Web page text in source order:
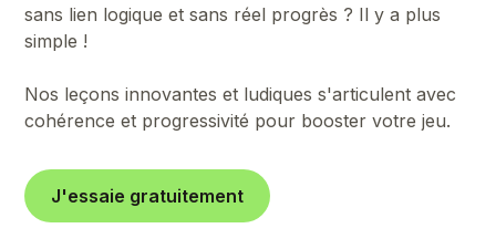
sans lien logique et sans réel progrès ? Il y a plus
simple !
Nos leçons innovantes et ludiques s'articulent avec
cohérence et progressivité pour booster votre jeu.
J'essaie gratuitement